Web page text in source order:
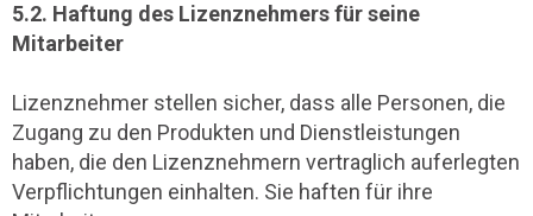
5.2. Haftung des Lizenznehmers für seine
Mitarbeiter
Lizenznehmer stellen sicher, dass alle Personen, die
Zugang zu den Produkten und Dienstleistungen
haben, die den Lizenznehmern vertraglich auferlegten
Verpflichtungen einhalten. Sie haften für ihre